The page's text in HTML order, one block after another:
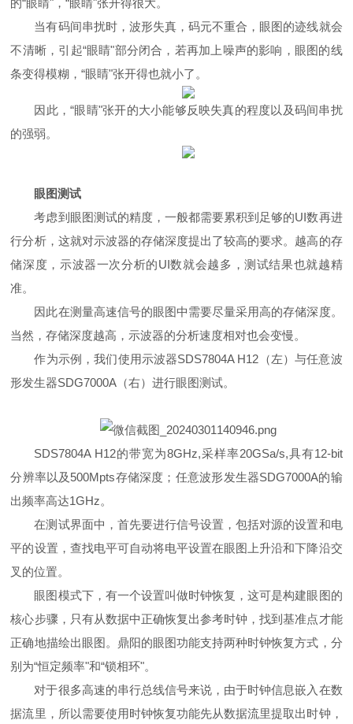
当有码间串扰时，波形失真，码元不重合，眼图的迹线就会
不清晰，引起“眼睛"部分闭合，若再加上噪声的影响，眼图的线
条变得模糊，“眼睛"张开得也就小了。
因此，“眼睛"张开的大小能够反映失真的程度以及码间串扰
的强弱。
眼图测试
考虑到眼图测试的精度，一般都需要累积到足够的UI数再进
行分析，这就对示波器的存储深度提出了较高的要求。越高的存
储深度，示波器一次分析的UI数就会越多，测试结果也就越精
准。
因此在测量高速信号的眼图中需要尽量采用高的存储深度。
当然，存储深度越高，示波器的分析速度相对也会变慢。
作为示例，我们使用示波器SDS7804A H12 （左）与任意波
形发生器SDG7000A （右）进行眼图测试。
SDS7804A H12的带宽为8GHz,采样率20GSa/s,具有12-bit
分辨率以及500Mpts存储深度；任意波形发生器SDG7000A的输
出频率高达1GHz。
在测试界面中，首先要进行信号设置，包括对源的设置和电
平的设置，查找电平可自动将电平设置在眼图上升沿和下降沿交
叉的位置。
眼图模式下，有一个设置叫做时钟恢复，这可是构建眼图的
核心步骤，只有从数据中正确恢复出参考时钟，找到基准点才能
正确地描绘出眼图。鼎阳的眼图功能支持两种时钟恢复方式，分
别为“恒定频率"和“锁相环"。
对于很多高速的串行总线信号来说，由于时钟信息嵌入在数
据流里，所以需要使用时钟恢复功能先从数据流里提取出时钟，